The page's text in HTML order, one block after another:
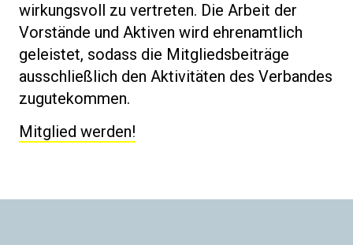
wirkungsvoll zu vertreten. Die Arbeit der
Vorstände und Aktiven wird ehrenamtlich
geleistet, sodass die Mitgliedsbeiträge
ausschließlich den Aktivitäten des Verbandes
zugutekommen.
Mitglied werden!